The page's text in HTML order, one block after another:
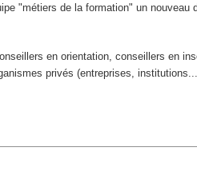
"métiers de la formation" un nouveau
en orientation, conseillers en
privés (entreprises,